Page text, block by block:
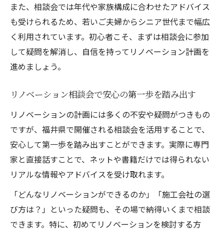
また、相談会では年代や家族構成に合わせたアドバイス
も受けられるため、若いご夫婦からシニア世代まで幅広
く利用されています。初心者こそ、まずは相談会に参加
して疑問を解消し、自信を持ってリノベーション計画を
進めましょう。
リノベーション相談会で安心の第一歩を踏み出す
リノベーションの計画には多くの不安や疑問がつきもの
ですが、福井県で開催される相談会を活用することで、
安心して第一歩を踏み出すことができます。実際に専門
家と直接話すことで、ネットや書籍だけでは得られない
リアルな情報やアドバイスを受け取れます。
「どんなリノベーションができるのか」「施工会社の選
び方は？」といった疑問も、その場で納得いくまで相談
できます。特に、初めてリノベーションを検討する方